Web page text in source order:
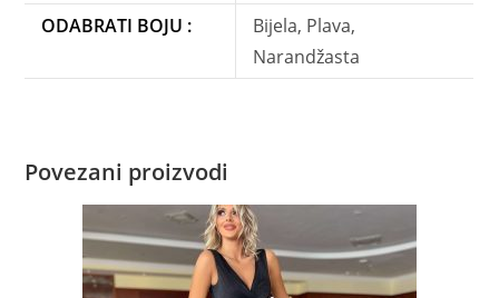
ODABRATI BOJU :
Bijela, Plava,
Narandžasta
Povezani proizvodi